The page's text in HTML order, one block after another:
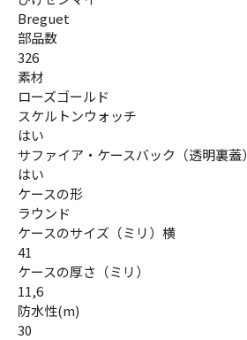
Breguet
部品数
326
素材
ローズゴールド
スケルトンウォッチ
はい
サファイア・ケースバック（透明裏蓋）
はい
ケースの形
ラウンド
ケースのサイズ（ミリ）横
41
ケースの厚さ（ミリ）
11,6
防水性(m)
30